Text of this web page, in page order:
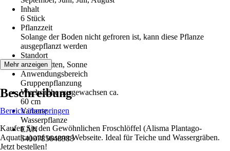
Inhalt
6 Stück
Pflanzzeit
Solange der Boden nicht gefroren ist, kann diese Pflanze
ausgepflanzt werden
Standort
Halbschatten, Sonne
Anwendungsbereich
Gruppenpflanzung
Wuchshöhe ausgewachsen ca.
60 cm
Variante
Wasserpflanze
EAN
5400785648988
Mehr anzeigen
Beschreibung
Bereich überspringen
Kaufen Sie den Gewöhnlichen Froschlöffel (Alisma Plantago-
Aquatica) auf unserer Webseite. Ideal für Teiche und Wassergräben.
Jetzt bestellen!